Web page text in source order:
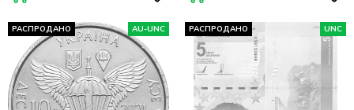
РАСПРОДАНО AU-UNC РАСПРОДАНО UNC